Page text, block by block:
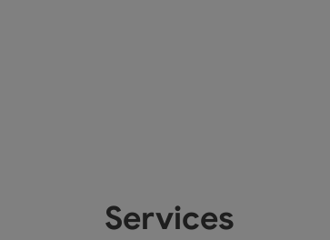
Services